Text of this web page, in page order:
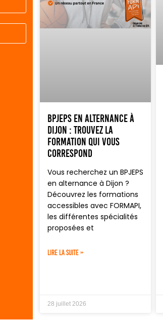
BPJEPS en alternance à
Dijon : trouvez la
formation qui vous
correspond
Vous recherchez un BPJEPS
en alternance à Dijon ?
Découvrez les formations
accessibles avec FORMAPI,
les différentes spécialités
proposées et
LIRE LA SUITE »
28 juillet 2026